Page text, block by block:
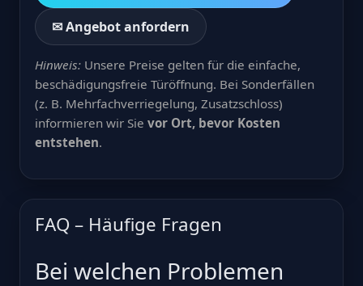
✉ Angebot anfordern
Hinweis: Unsere Preise gelten für die einfache,
beschädigungsfreie Türöffnung. Bei Sonderfällen
(z. B. Mehrfachverriegelung, Zusatzschloss)
informieren wir Sie vor Ort, bevor Kosten
entstehen.
FAQ – Häufige Fragen
Bei welchen Problemen